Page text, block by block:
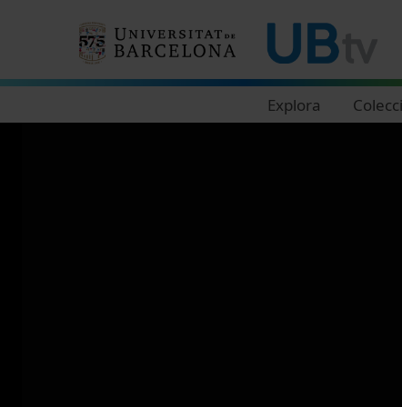
Explora